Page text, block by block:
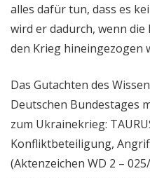
alles dafür tun, dass es
wird er dadurch, wenn
den Krieg hineingezogen
Das Gutachten des
Deutschen Bundestages
zum Ukrainekrieg:
Konfliktbeteiligung,
(Aktenzeichen WD 2 –